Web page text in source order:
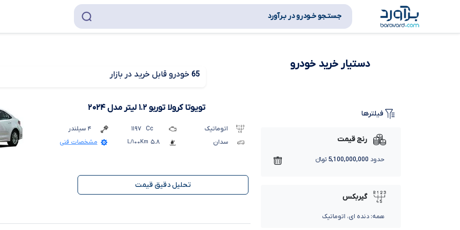
جستـجو خـودرو در بـرآورد
دستیار خرید خودرو
65خودرو قابل خرید در بازار
فیلترها
رنج قیمت
حدود 5,100,000,000 تومانءءء
گیربکس
همه: دنده ای، اتوماتیک
تویوتا کرولا توربو ۱.۲ لیتر مدل ۲۰۲۴
اتوماتیک Cc ۱۱۹۷ ۴ سیلندر
سدان
۵.۸ L/۱۰۰Km مشخصات فنی
تحلیل دقیق قیمت